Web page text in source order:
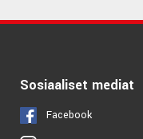
Sosiaaliset mediat
Facebook